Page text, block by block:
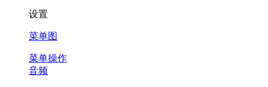
设置
菜单图
菜单操作
音频